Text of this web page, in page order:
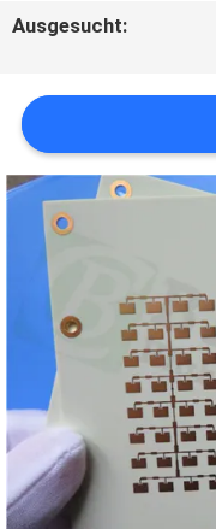
FÄLLE
SITEMAP
Ausgesucht: